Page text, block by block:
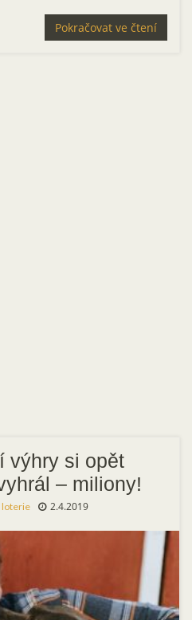
Pokračovat ve čtení
výhry si opět
– miliony!
loterie 2.4.2019